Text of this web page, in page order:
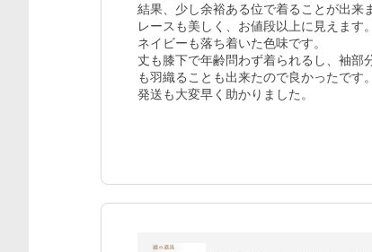
結果、少し余裕ある位で着ることが出来
レースも美しく、お値段以上に見えます。
ネイビーも落ち着いた色味です。
丈も膝下で年齢問わず着られるし、袖部
も羽織ることも出来たので良かったです。
発送も大変早く助かりました。